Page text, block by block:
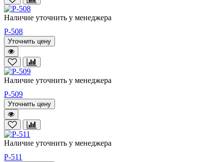
Наличие уточнить у менеджера
P-508
Уточнить цену
Наличие уточнить у менеджера
P-509
Уточнить цену
Наличие уточнить у менеджера
P-511